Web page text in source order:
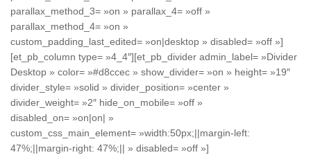
parallax_method_3= »on » parallax_4= »off »
parallax_method_4= »on »
custom_padding_last_edited= »on|desktop » disabled= »off »]
[et_pb_column type= »4_4″][et_pb_divider admin_label= »Divider
Desktop » color= »#d8ccec » show_divider= »on » height= »19″
divider_style= »solid » divider_position= »center »
divider_weight= »2″ hide_on_mobile= »off »
disabled_on= »on|on| »
custom_css_main_element= »width:50px;||margin-left:
47%;||margin-right: 47%;|| » disabled= »off »]